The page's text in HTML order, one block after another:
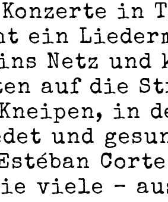
in
ein
Netz und
auf die
in
und
viele –